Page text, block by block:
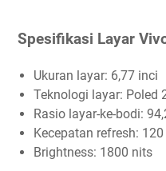
Spesifikasi Layar
Ukuran layar: 6,77 inci
Teknologi layar: Poled
Rasio layar-ke-bodi:
Kecepatan refresh:
Brightness: 1800 nits